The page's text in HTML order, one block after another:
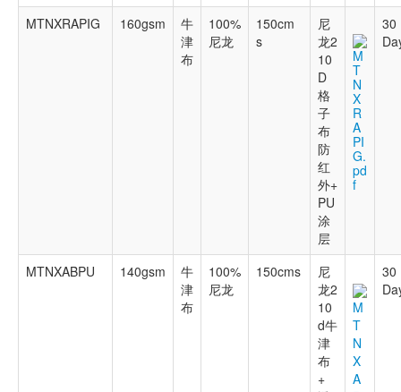
MTNXRAPIG 160gsm
牛
津
布
100%
尼龙
150cm
s
尼
龙2
10
D
格
子
布
防
红
外+
PU
涂
层
M
T
N
X
R
A
PI
G.
pd
f
30
MTNXABPU 140gsm
牛
津
布
100%
尼龙
150cms
尼
龙2
10
d牛
津
布
+
M
T
N
X
A
30